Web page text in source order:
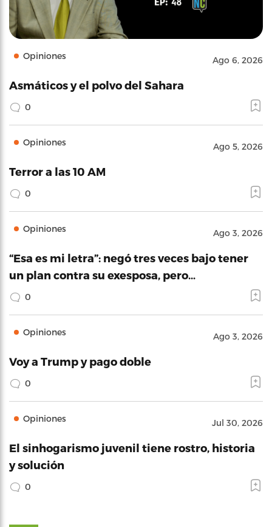
Opiniones Ago 6, 2026
Asmáticos y el polvo del Sahara
0
Opiniones Ago 5, 2026
Terror a las 10 AM
0
Opiniones Ago 3, 2026
“Esa es mi letra”: negó tres veces bajo tener
un plan contra su exesposa, pero…
0
Opiniones Ago 3, 2026
Voy a Trump y pago doble
0
Opiniones Jul 30, 2026
El sinhogarismo juvenil tiene rostro, historia
y solución
0